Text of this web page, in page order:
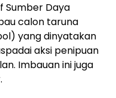
Sumber Daya
calon taruna
yang dinyatakan
aksi penipuan
Imbauan ini juga